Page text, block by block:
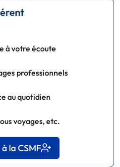
à votre écoute
professionnels
au quotidien
voyages, etc.
la CSMF